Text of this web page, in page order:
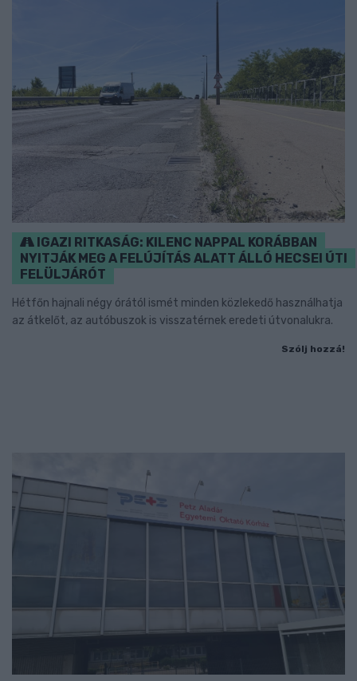
IGAZI RITKASÁG: KILENC NAPPAL KORÁBBAN
NYITJÁK MEG A FELÚJÍTÁS ALATT ÁLLÓ HECSEI ÚTI
FELÜLJÁRÓT
Hétfőn hajnali négy órától ismét minden közlekedő használhatja
az átkelőt, az autóbuszok is visszatérnek eredeti útvonalukra.
Szólj hozzá!